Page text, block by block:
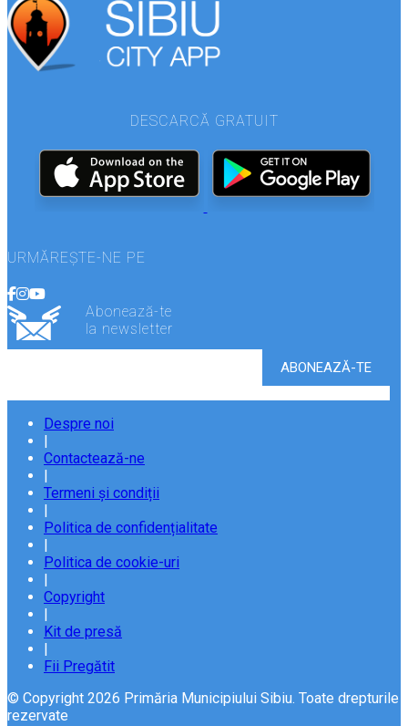
DESCARCĂ GRATUIT
URMĂREȘTE-NE PE
Abonează-te
la newsletter
Despre noi
Contactează-ne
Termeni și condiții
Politica de confidențialitate
Politica de cookie-uri
Copyright
Kit de presă
Fii Pregătit
© Copyright 2026 Primăria Municipiului Sibiu. Toate drepturile
rezervate